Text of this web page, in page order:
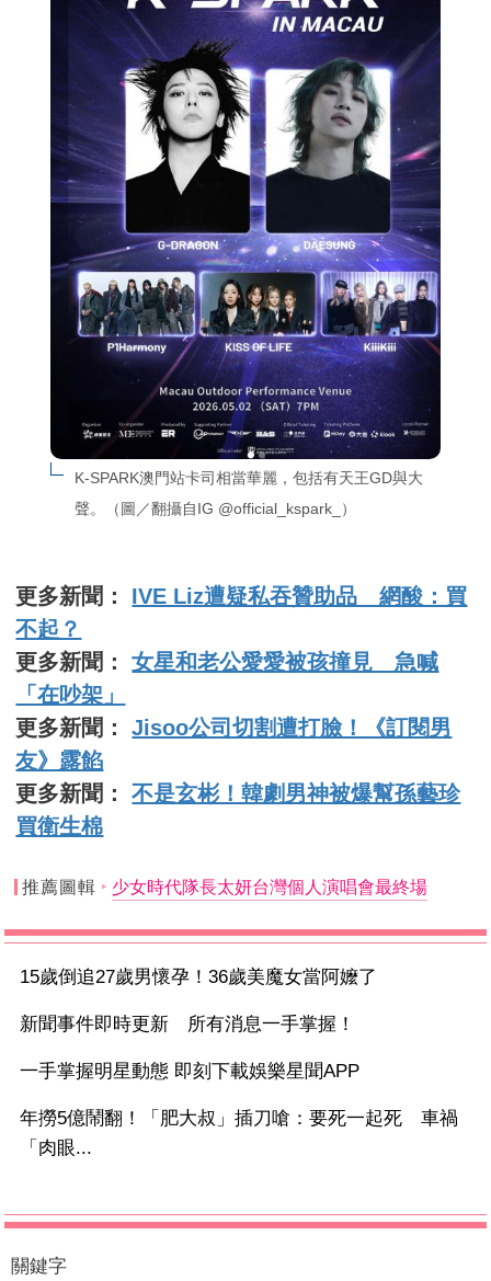
K-SPARK澳門站卡司相當華麗，包括有天王GD與大
聲。（圖／翻攝自IG @official_kspark_）
更多新聞： IVE Liz遭疑私吞贊助品 網酸：買
不起？
更多新聞：女星和老公愛愛被孩撞見 急喊
「在吵架」
更多新聞：Jisoo公司切割遭打臉！《訂閱男
友》露餡
更多新聞：不是玄彬！韓劇男神被爆幫孫藝珍
買衛生棉
推薦圖輯 少女時代隊長太妍台灣個人演唱會最終場
15歲倒追27歲男懷孕！36歲美魔女當阿嬤了
新聞事件即時更新 所有消息一手掌握！
一手掌握明星動態 即刻下載娛樂星聞APP
年撈5億鬧翻！「肥大叔」插刀嗆：要死一起死 車禍
「肉眼...
關鍵字